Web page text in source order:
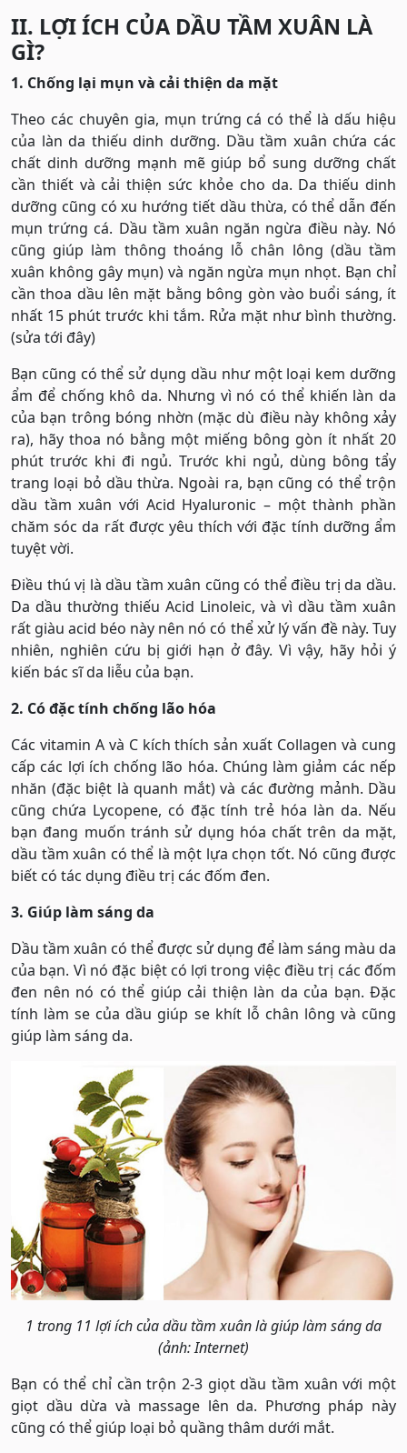
II. LỢI ÍCH CỦA DẦU TẦM XUÂN LÀ
GÌ?
1. Chống lại mụn và cải thiện da mặt
Theo các chuyên gia, mụn trứng cá có thể là dấu hiệu
của làn da thiếu dinh dưỡng. Dầu tầm xuân chứa các
chất dinh dưỡng mạnh mẽ giúp bổ sung dưỡng chất
cần thiết và cải thiện sức khỏe cho da. Da thiếu dinh
dưỡng cũng có xu hướng tiết dầu thừa, có thể dẫn đến
mụn trứng cá. Dầu tầm xuân ngăn ngừa điều này. Nó
cũng giúp làm thông thoáng lỗ chân lông (dầu tầm
xuân không gây mụn) và ngăn ngừa mụn nhọt. Bạn chỉ
cần thoa dầu lên mặt bằng bông gòn vào buổi sáng, ít
nhất 15 phút trước khi tắm. Rửa mặt như bình thường.
(sửa tới đây)
Bạn cũng có thể sử dụng dầu như một loại kem dưỡng
ẩm để chống khô da. Nhưng vì nó có thể khiến làn da
của bạn trông bóng nhờn (mặc dù điều này không xảy
ra), hãy thoa nó bằng một miếng bông gòn ít nhất 20
phút trước khi đi ngủ. Trước khi ngủ, dùng bông tẩy
trang loại bỏ dầu thừa. Ngoài ra, bạn cũng có thể trộn
dầu tầm xuân với Acid Hyaluronic – một thành phần
chăm sóc da rất được yêu thích với đặc tính dưỡng ẩm
tuyệt vời.
Điều thú vị là dầu tầm xuân cũng có thể điều trị da dầu.
Da dầu thường thiếu Acid Linoleic, và vì dầu tầm xuân
rất giàu acid béo này nên nó có thể xử lý vấn đề này. Tuy
nhiên, nghiên cứu bị giới hạn ở đây. Vì vậy, hãy hỏi ý
kiến ​​bác sĩ da liễu của bạn.
2. Có đặc tính chống lão hóa
Các vitamin A và C kích thích sản xuất Collagen và cung
cấp các lợi ích chống lão hóa. Chúng làm giảm các nếp
nhăn (đặc biệt là quanh mắt) và các đường mảnh. Dầu
cũng chứa Lycopene, có đặc tính trẻ hóa làn da. Nếu
bạn đang muốn tránh sử dụng hóa chất trên da mặt,
dầu tầm xuân có thể là một lựa chọn tốt. Nó cũng được
biết có tác dụng điều trị các đốm đen.
3. Giúp làm sáng da
Dầu tầm xuân có thể được sử dụng để làm sáng màu da
của bạn. Vì nó đặc biệt có lợi trong việc điều trị các đốm
đen nên nó có thể giúp cải thiện làn da của bạn. Đặc
tính làm se của dầu giúp se khít lỗ chân lông và cũng
giúp làm sáng da.
1 trong 11 lợi ích của dầu tầm xuân là giúp làm sáng da
(ảnh: Internet)
Bạn có thể chỉ cần trộn 2-3 giọt dầu tầm xuân với một
giọt dầu dừa và massage lên da. Phương pháp này
cũng có thể giúp loại bỏ quầng thâm dưới mắt.